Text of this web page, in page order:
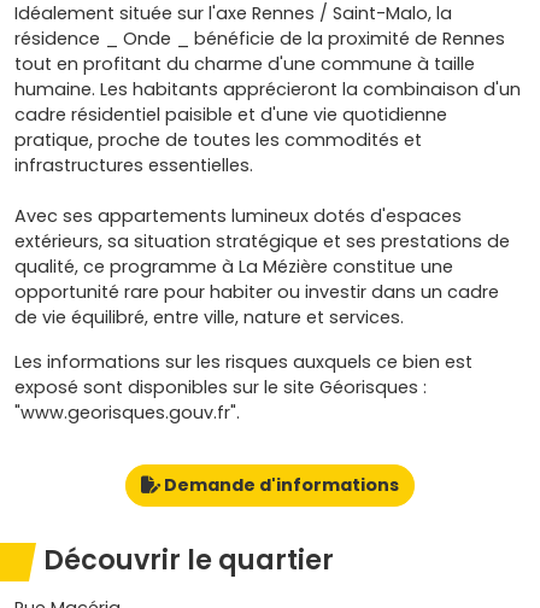
Idéalement située sur l'axe Rennes / Saint-Malo, la
résidence _ Onde _ bénéficie de la proximité de Rennes
tout en profitant du charme d'une commune à taille
humaine. Les habitants apprécieront la combinaison d'un
cadre résidentiel paisible et d'une vie quotidienne
pratique, proche de toutes les commodités et
infrastructures essentielles.
Avec ses appartements lumineux dotés d'espaces
extérieurs, sa situation stratégique et ses prestations de
qualité, ce programme à La Mézière constitue une
opportunité rare pour habiter ou investir dans un cadre
de vie équilibré, entre ville, nature et services.
Les informations sur les risques auxquels ce bien est
exposé sont disponibles sur le site Géorisques :
"www.georisques.gouv.fr".
Demande d'informations
Découvrir le quartier